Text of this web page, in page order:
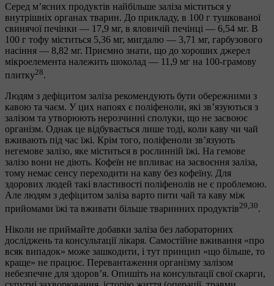
Серед м’ясних продуктів найбільше заліза міститься у
внутрішніх органах тварин. До прикладу, в 100 г тушкованої
свинячої печінки — 17,9 мг, в яловичій печінці — 6,54 мг. В
100 г тофу міститься 5,36 мг, мигдалю — 3,71 мг, гарбузового
насіння — 8,82 мг. Приємно знати, що до хороших джерел
мікроелемента належить шоколад — 11,9 мг на 100-грамову
плитку28.
Людям з дефіцитом заліза рекомендують бути обережними з
кавою та чаєм. У цих напоях є поліфеноли, які зв’язуються з
залізом та утворюють нерозчинні сполуки, що не засвоює
організм. Однак це відбувається лише тоді, коли каву чи чай
вживають під час їжі. Крім того, поліфеноли зв’язують
негемове залізо, яке міститься в рослинній їжі. На гемове
залізо вони не діють. Кофеїн не впливає на засвоєння заліза,
тому немає сенсу переходити на каву без кофеїну. Для
здорових людей такі властивості поліфенолів не є проблемою.
Але людям з дефіцитом заліза варто пити чай та каву між
прийомами їжі та вживати більше тваринних продуктів29,30.
Ніколи не приймайте добавки заліза без лабораторних
досліджень та консультації лікаря. Самостійне вживання «про
всяк випадок» може зашкодити, і тут принцип «що більше, то
краще» не працює. Перевантаження організму залізом
небезпечне для здоров’я. Опишіть на консультації свої скарги,